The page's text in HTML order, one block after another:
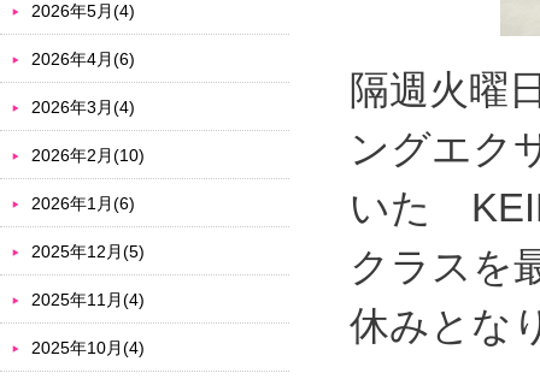
隔週火曜
ングエク
いた
クラスを
休みと
2026年5月(4)
2026年4月(6)
2026年3月(4)
2026年2月(10)
2026年1月(6)
2025年12月(5)
2025年11月(4)
2025年10月(4)